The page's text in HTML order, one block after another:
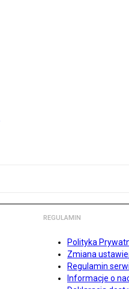
REGULAMIN
Polityka
Zmiana
Regulamin
Informacje o